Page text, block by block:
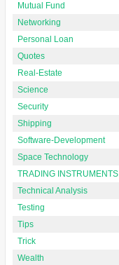
Mutual Fund
Networking
Personal Loan
Quotes
Real-Estate
Science
Security
Shipping
Software-Development
Space Technology
TRADING INSTRUMENTS
Technical Analysis
Testing
Tips
Trick
Wealth